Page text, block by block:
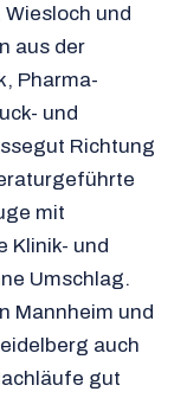
und
aus der
Pharma-
und
Richtung
mit
Klinik- und
Umschlag.
Mannheim und
auch
gut